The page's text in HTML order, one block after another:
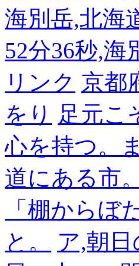
海別岳,北海
52分36秒,海
リンク 京都
をり 足元こ
心を持つ。
道にある市
「棚からぼ
と。
ア,朝